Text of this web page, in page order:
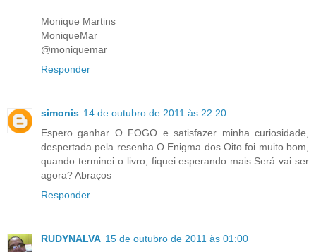
Monique Martins
MoniqueMar
@moniquemar
Responder
simonis 14 de outubro de 2011 às 22:20
Espero ganhar O FOGO e satisfazer minha curiosidade,
despertada pela resenha.O Enigma dos Oito foi muito bom,
quando terminei o livro, fiquei esperando mais.Será vai ser
agora? Abraços
Responder
RUDYNALVA 15 de outubro de 2011 às 01:00